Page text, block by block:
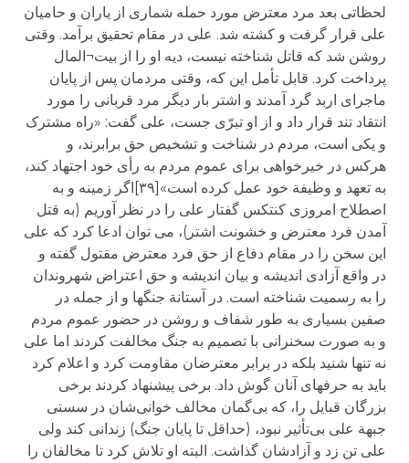
لحظاتی بعد مرد معترض مورد حمله شماری از یاران و حامیان
علی قرار گرفت و کشته شد. علی در مقام تحقیق برآمد. وقتی
روشن شد که قاتل شناخته نیست، دیه او را از بیت¬المال
پرداخت کرد. قابل تأمل این که، وقتی مردمان پس از پایان
ماجرای اربد گرد آمدند و اشتر بار دیگر مرد قربانی را مورد
انتقاد تند قرار داد و از او تبرّی جست، علی گفت: «راه مشترک
و یکی است، مردم در شناخت و تشخیص حق برابرند، و
هرکس در خیرخواهی برای عموم مردم به رأی خود اجتهاد کند،
به تعهد و وظیفة خود عمل کرده است»[۳۹]اگر زمینه و به
اصطلاح امروزی کنتکس گفتار علی را در نظر آوریم (به قتل
آمدن فرد معترض و خشونت اشتر)، می توان ادعا کرد که علی
این سخن را در مقام دفاع از حق فرد معترض مقتول گفته و
در واقع آزادی اندیشه و بیان اندیشه و حق اعتراض شهروندان
را به رسمیت شناخته است. در آستانة جنگها و از جمله در
صفین بسیاری به طور شفاف و روشن در حضور عموم مردم
و به صورت سخنرانی با تصمیم به جنگ مخالفت کردند اما علی
نه تنها شنید بلکه در برابر معترضان مقاومت کرد و اعلام کرد
باید به حرفهای آنان گوش داد. برخی پیشنهاد کردند برخی
بزرگان قبایل را، که بی‌گمان مخالف خوانی‌شان در سستی
جبهة علی بی‌تأثیر نبود، (حداقل تا پایان جنگ) زندانی کند ولی
علی تن زد و آزادشان گذاشت. البته او تلاش کرد تا مخالفان را